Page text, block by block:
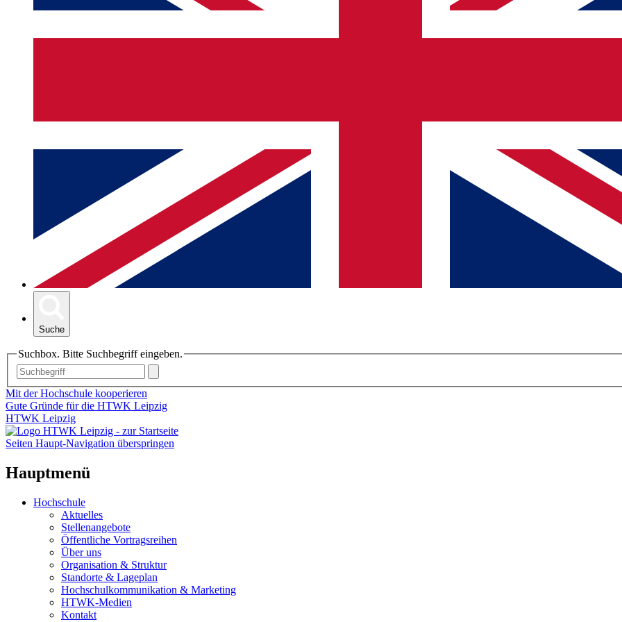
Suche
Suchbox. Bitte Suchbegriff eingeben.
Mit der Hochschule kooperieren
Gute Gründe für die HTWK Leipzig
HTWK Leipzig
Seiten Haupt-Navigation überspringen
Hauptmenü
Hochschule
Aktuelles
Stellenangebote
Öffentliche Vortragsreihen
Über uns
Organisation & Struktur
Standorte & Lageplan
Hochschulkommunikation & Marketing
HTWK-Medien
Kontakt